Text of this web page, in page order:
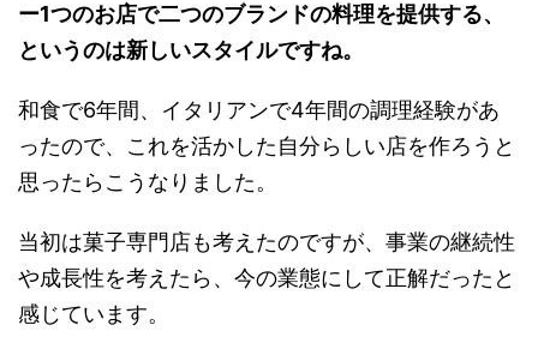
ー1つのお店で二つのブランドの料理を提供する、
というのは新しいスタイルですね。
和食で6年間、イタリアンで4年間の調理経験があ
ったので、これを活かした自分らしい店を作ろうと
思ったらこうなりました。
当初は菓子専門店も考えたのですが、事業の継続性
や成長性を考えたら、今の業態にして正解だったと
感じています。